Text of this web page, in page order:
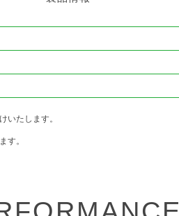
いたします。
す。